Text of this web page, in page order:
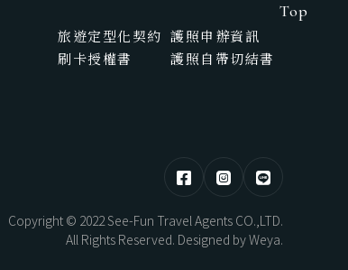
東部 | 花蓮 · 台東 SAGA
熊本煥活．漫步佐賀之旅5日
HOKKAIDO
北海道望樓連泊．湖光共生自然極境5
旅遊定型化契約 護照申辦資訊
刷卡授權書
護照自帶切結書
Copyright © 2022 See-Fun Travel Agents CO.,LTD.
All Rights Reserved. Designed byWeya.
Top